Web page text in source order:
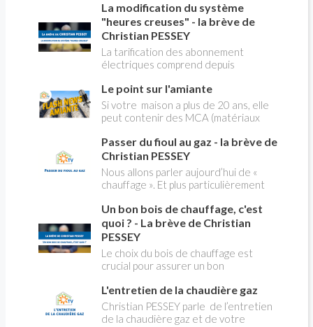
expliquer
La modification du système
"heures creuses" - la brève de
Christian PESSEY
La tarification des abonnement
électriques comprend depuis
pleines, heures creuses. Aujourd'hui
Christian PESSEY vous explique tout
ce qu'il faut savoir sur la nouvelle
modification du système "heures
creuses" qui concerne près de 15
millions de Français !
Le point sur l'amiante
Si votre maison a plus de 20 ans, elle
peut contenir des MCA (matériaux
panique, on fait le point dans notre
flash news n°3 spéciale Amiante et
ses dangers avec Christian Pessey
Passer du fioul au gaz - la brève de
Christian PESSEY
Nous allons parler aujourd’hui de «
chauffage ». Et plus particulièrement
aborder l’abandon du fioul au profit du
gaz.
Un bon bois de chauffage, c'est
quoi ? - La brève de Christian
PESSEY
Le choix du bois de chauffage est
crucial pour assurer un bon
l'impact environnemental. Mais
comment reconnaître un bois de
qualité ? Plusieurs critères entrent en
L'entretien de la chaudière gaz
Christian PESSEY parle de l’entretien
de la chaudière gaz et de votre